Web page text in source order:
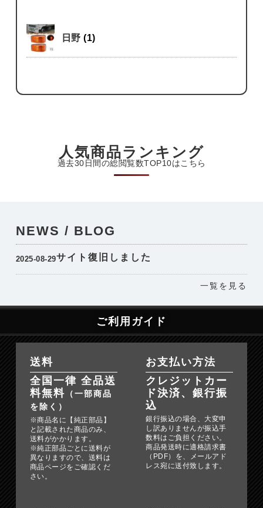
日野(1)
人気商品ランキング
過去30日間の総閲覧数TOP10はこちら
NEWS / BLOG
2025-08-29サイト復旧しました
一覧を見る
ご利用ガイド
送料
全国一律 全品送
料無料 （一部商品
を除く）
※商品名に【純正部品】
と記載された商品のみ、
送料がかかります。
※純正部品ごとに送料が
異なりますので、送料は
商品ページをご確認くだ
さい。
お支払い方法
クレジットカー
ド決済、銀行振
込
銀行振込の場合、大変申
し訳ありませんが振込手
数料はご負担ください。
商品発送時に適格請求書
（PDF）を、メールアド
レス宛に送付致します。